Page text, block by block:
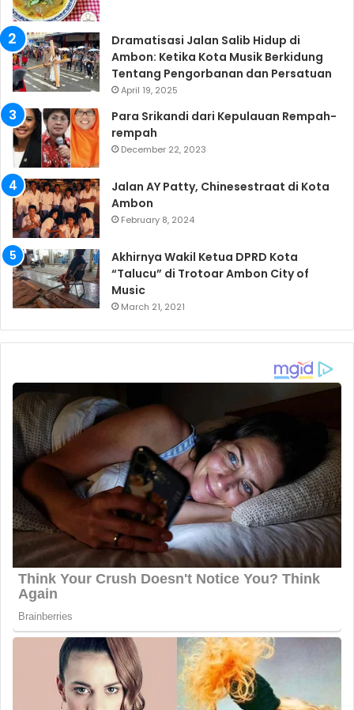
Dramatisasi Jalan Salib Hidup di
Ambon: Ketika Kota Musik Berkidung
Tentang Pengorbanan dan Persatuan
April 19, 2025
Para Srikandi dari Kepulauan Rempah-
rempah
December 22, 2023
Jalan AY Patty, Chinesestraat di Kota
Ambon
February 8, 2024
Akhirnya Wakil Ketua DPRD Kota
“Talucu” di Trotoar Ambon City of
Music
March 21, 2021